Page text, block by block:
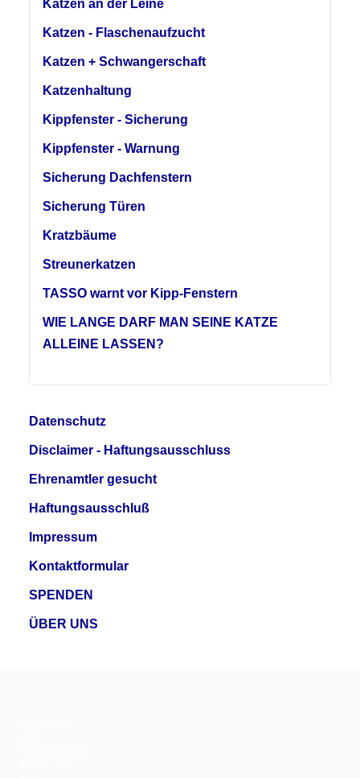
Katzen an der Leine
Katzen - Flaschenaufzucht
Katzen + Schwangerschaft
Katzenhaltung
Kippfenster - Sicherung
Kippfenster - Warnung
Sicherung Dachfenstern
Sicherung Türen
Kratzbäume
Streunerkatzen
TASSO warnt vor Kipp-Fenstern
WIE LANGE DARF MAN SEINE KATZE
ALLEINE LASSEN?
Datenschutz
Disclaimer - Haftungsausschluss
Ehrenamtler gesucht
Haftungsausschluß
Impressum
Kontaktformular
SPENDEN
ÜBER UNS